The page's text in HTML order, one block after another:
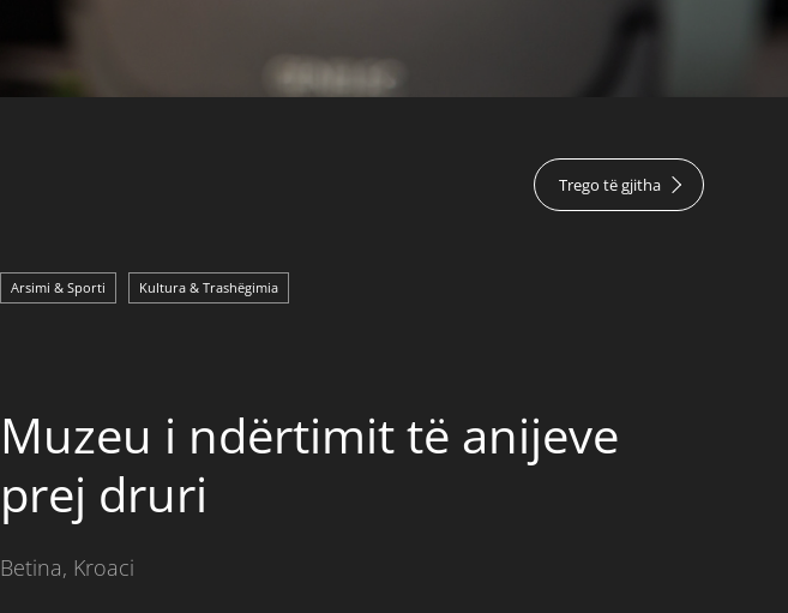
Trego të gjitha
Arsimi & Sporti Kultura & Trashëgimia
Muzeu i ndërtimit të anijeve
prej druri
Betina, Kroaci